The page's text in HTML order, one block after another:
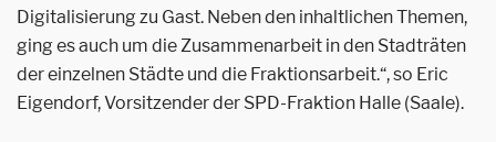
Digitalisierung zu Gast. Neben den inhaltlichen Themen,
ging es auch um die Zusammenarbeit in den Stadträten
der einzelnen Städte und die Fraktionsarbeit.“, so Eric
Eigendorf, Vorsitzender der SPD-Fraktion Halle (Saale).